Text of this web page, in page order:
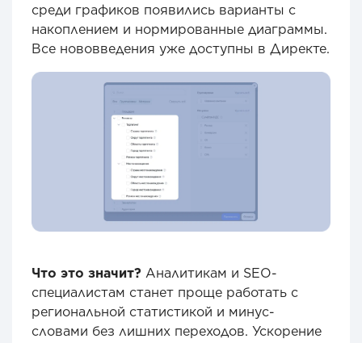
среди графиков появились варианты с
накоплением и нормированные диаграммы.
Все нововведения уже доступны в Директе.
Что это значит? Аналитикам и SEO-
специалистам станет проще работать с
региональной статистикой и минус-
словами без лишних переходов. Ускорение